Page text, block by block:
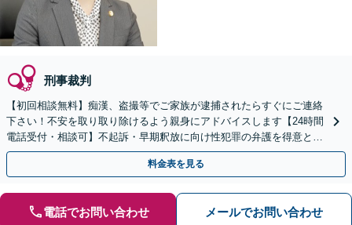
刑事裁判
【初回相談無料】痴漢、盗撮等でご家族が逮捕されたらすぐにご連絡
下さい！不安を取り取り除けるよう親身にアドバイスします【24時間
電話受付・相談可】不起訴・早期釈放に向け性犯罪の弁護を得意とす
る経験豊富な弁護士がスピード対応！【最短即日対応可】
料金表を見る
電話でお問い合わせ メールでお問い合わせ